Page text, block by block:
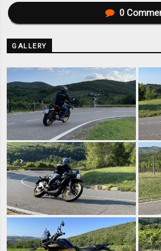
0
GALLERY